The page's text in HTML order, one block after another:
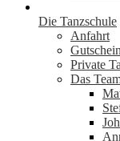
Die Tanzschule
Anfahrt
Private
Das